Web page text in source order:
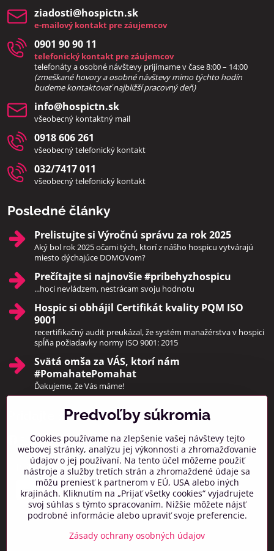
ziadosti​@hospictn​.sk
e-mailový kontakt pre záujemcov
0901 90 90 11
telefonický kontakt pre záujemcov
telefonáty a osobné návštevy prijímame v čase 8:00 – 14:00
(zmeškané hovory a osobné návštevy mimo týchto hodín
budeme kontaktovať najbližší pracovný deň)
info​@hospictn​.sk
všeobecný kontaktný mail
0918 606 261
všeobecný telefonický kontakt
032/7417 011
všeobecný telefonický kontakt
Posledné články
Prelistujte si Výročnú správu za rok 2025
Aký bol rok 2025 očami tých, ktorí z nášho hospicu vytvárajú
miesto dýchajúce DOMOVom?
Prečítajte si najnovšie #pribehyzhospicu
...hoci nevládzem, nestrácam svoju hodnotu
Hospic si obhájil Certifikát kvality PQM ISO
9001
recertifikačný audit preukázal, že systém manažérstva v hospici
spĺňa požiadavky normy ISO 9001: 2015
Svätá omša za VÁS, ktorí nám
#PomahatePomahat
Ďakujeme, že Vás máme!
Pridajte sa k nám
Facebook Instagram
Prihlásiť na odber noviniek
Predvoľby súkromia
Cookies používame na zlepšenie vašej návštevy tejto
webovej stránky, analýzu jej výkonnosti a zhromažďovanie
údajov o jej používaní. Na tento účel môžeme použiť
nástroje a služby tretích strán a zhromaždené údaje sa
môžu preniesť k partnerom v EÚ, USA alebo iných
krajinách. Kliknutím na „Prijať všetky cookies“ vyjadrujete
svoj súhlas s týmto spracovaním. Nižšie môžete nájsť
podrobné informácie alebo upraviť svoje preferencie.
Zásady ochrany osobných údajov